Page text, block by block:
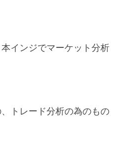
インジでマーケット分析
トレード分析の為のもの